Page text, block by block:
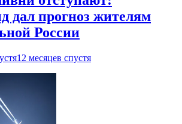
дал прогноз жителям
России
12 месяцев спустя